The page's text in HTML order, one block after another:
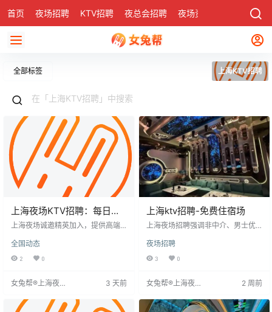
首页 夜场招聘 KTV招聘 夜总会招聘 夜场资讯 社区
全部标签 上海KTV招聘
上海夜场KTV招聘：每日稳
定保底轮房十个
上海夜场诚邀精英加入，提供高端
资15-20元起、人性化管理、24小
时热水等优越条件。工作灵活，无
增加，前景良好。
全国动态
2 0
女兔帮®上海夜场
3 天前
上海ktv招聘-免费住宿场
上海夜场招聘强调非中介、男士优
网络建立联系、存候选人号码、发
送详细面试邀请、分层管理面试流
候选人好感度。
夜场招聘
3 0
女兔帮®上海夜场
2 周前